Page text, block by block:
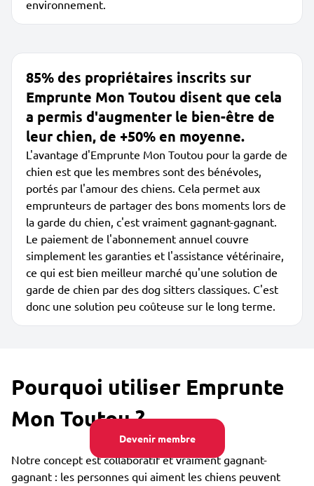
Devenir membre
environnement.
85% des propriétaires inscrits sur
Emprunte Mon Toutou disent que cela
a permis d'augmenter le bien-être de
leur chien, de +50% en moyenne.
L'avantage d'Emprunte Mon Toutou pour la garde de
chien est que les membres sont des bénévoles,
portés par l'amour des chiens. Cela permet aux
emprunteurs de partager des bons moments lors de
la garde du chien, c'est vraiment gagnant-gagnant.
Le paiement de l'abonnement annuel couvre
simplement les garanties et l'assistance vétérinaire,
ce qui est bien meilleur marché qu'une solution de
garde de chien par des dog sitters classiques. C'est
donc une solution peu coûteuse sur le long terme.
Pourquoi utiliser Emprunte
Mon Toutou ?
Notre concept est collaboratif et vraiment gagnant-
gagnant : les personnes qui aiment les chiens peuvent